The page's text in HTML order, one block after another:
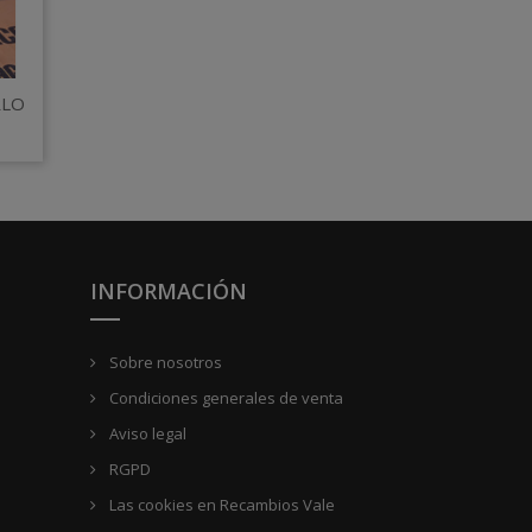
INFORMACIÓN
Sobre nosotros
Condiciones generales de venta
Aviso legal
RGPD
Las cookies en Recambios Vale